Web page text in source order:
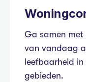
Ga samen met
van vandaag
leefbaarheid in
gebieden.